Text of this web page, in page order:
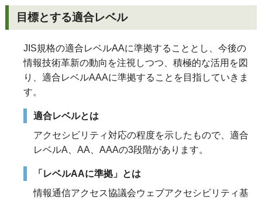
目標とする適合レベル
JIS規格の適合レベルAAに準拠することとし、今後の
情報技術革新の動向を注視しつつ、積極的な活用を図
り、適合レベルAAAに準拠することを目指していきま
す。
適合レベルとは
アクセシビリティ対応の程度を示したもので、適合
レベルA、AA、AAAの3段階があります。
「レベルAAに準拠」とは
情報通信アクセス協議会ウェブアクセシビリティ基